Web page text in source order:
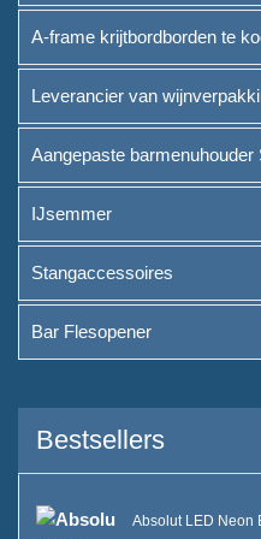
Aangepaste
Standaard voor tafel
IJsemmer
Stangaccessoires
Wie we zijn
Merken die we serveerden
Duurzaamheid
A-frame krijtbordborden te
Leverancier van
Aangepaste barmenuhouder
IJsemmer
Stangaccessoires
Bar Flesopener
Bestsellers
Absolut LED Neon